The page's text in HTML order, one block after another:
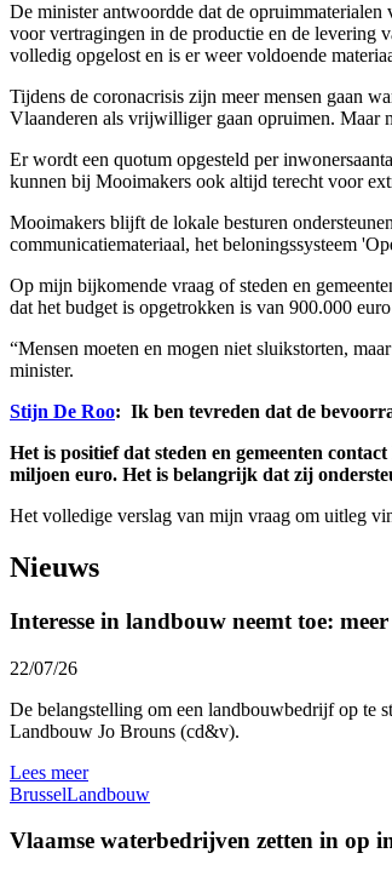
De minister antwoordde dat de
voor vertragingen in de productie en de levering
volledig opgelost en is er weer voldoende
Tijdens de coronacrisis zijn meer mensen gaan
Vlaanderen als vrijwilliger gaan opruimen. Maar
Er wordt een quotum opgesteld per
kunnen bij Mooimakers ook altijd terecht voor
Mooimakers blijft de lokale besturen
communicatiemateriaal, het beloningssysteem
Op mijn bijkomende vraag of steden en
dat het budget is opgetrokken is van 900.000
“Mensen moeten en mogen niet sluikstorten,
minister.
Stijn De Roo: Ik ben tevreden dat de
Het is positief dat steden en gemeenten
miljoen euro. Het is belangrijk dat zij
Het volledige verslag van mijn vraag om uitleg
Nieuws
Interesse in landbouw neemt toe:
22/07/26
De belangstelling om een landbouwbedrijf op te
Landbouw Jo Brouns (cd&v).
Lees meer
BrusselLandbouw
Vlaamse waterbedrijven zetten in op